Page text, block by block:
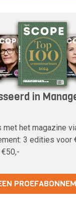
in
met het magazine
3 edities voor